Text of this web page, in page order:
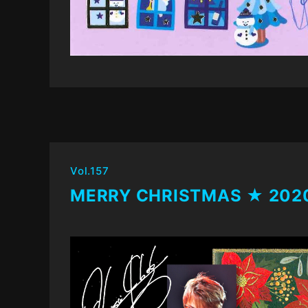
Vol.157
MERRY CHRISTMAS ★